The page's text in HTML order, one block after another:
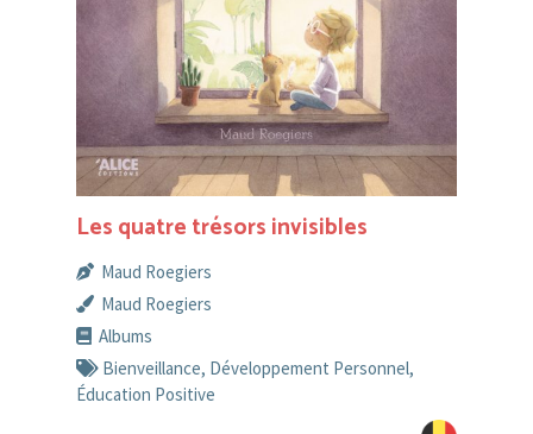
Les quatre trésors invisibles
Maud Roegiers
Maud Roegiers
Albums
Bienveillance, Développement Personnel,
Éducation Positive